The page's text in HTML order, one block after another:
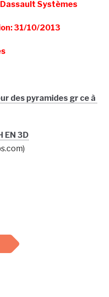
Systèmes
31/10/2013
des pyramides gr ce à
EN 3D